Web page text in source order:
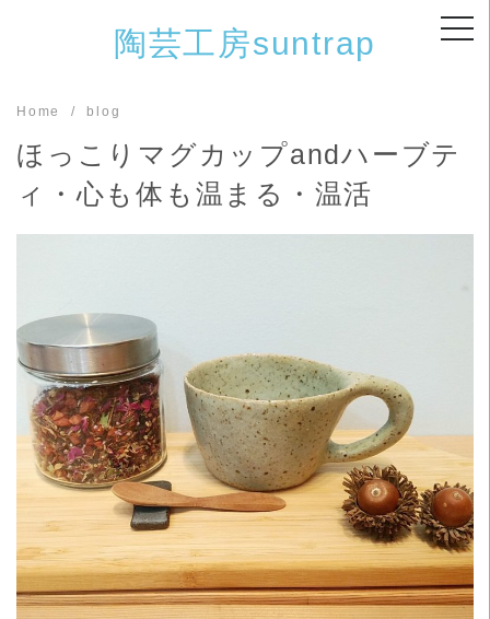
陶芸工房suntrap
Home blog
ほっこりマグカップandハーブテ
ィ・心も体も温まる・温活